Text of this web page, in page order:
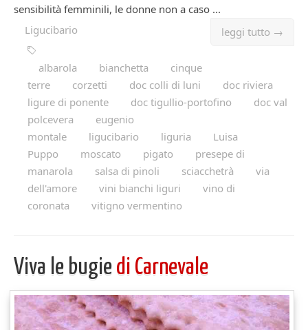
sensibilità femminili, le donne non a caso ...
leggi tutto →
Ligucibario
albarola bianchetta
cinque
terre
corzetti doc colli di luni
doc riviera
ligure di ponente
doc tigullio-portofino
doc val
polcevera
eugenio
montale
ligucibario liguria
Luisa
Puppo
moscato pigato
presepe di
manarola
salsa di pinoli sciacchetrà
via
dell'amore
vini bianchi liguri
vino di
coronata
vitigno vermentino
Viva le bugie di Carnevale